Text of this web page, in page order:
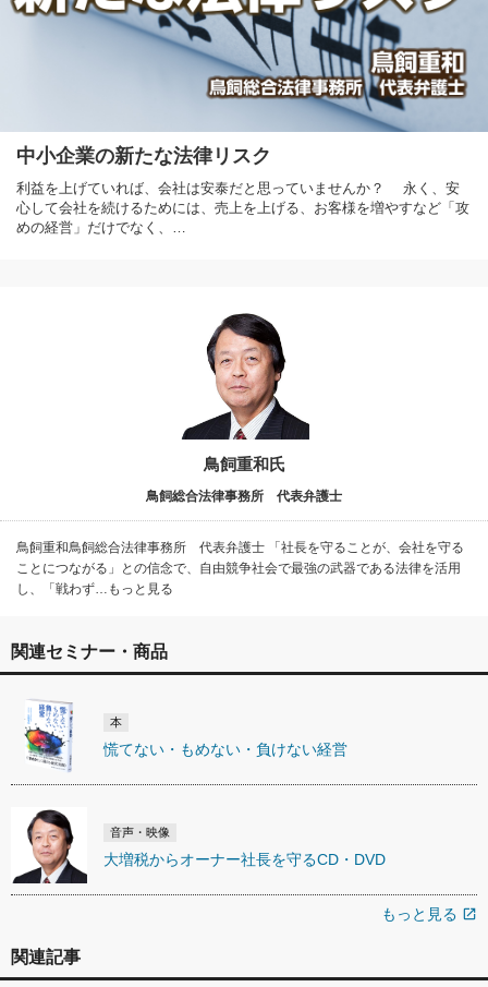
中小企業の新たな法律リスク
利益を上げていれば、会社は安泰だと思っていませんか？ 永く、安
心して会社を続けるためには、売上を上げる、お客様を増やすなど「攻
めの経営」だけでなく、…
鳥飼重和氏
鳥飼総合法律事務所 代表弁護士
鳥飼重和鳥飼総合法律事務所 代表弁護士 「社長を守ることが、会社を守る
ことにつながる」との信念で、自由競争社会で最強の武器である法律を活用
し、「戦わず…もっと見る
関連セミナー・商品
本
慌てない・もめない・負けない経営
音声・映像
大増税からオーナー社長を守るCD・DVD
もっと見る open_in_new
関連記事